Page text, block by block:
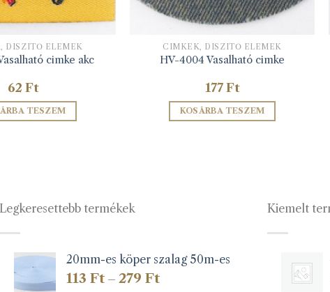
DÍSZÍTŐ ELEMEK
cimke akc
62 Ft
TESZEM
CIMKÉK, DÍSZÍTŐ ELEMEK
HV-4004 Vasalható cimke
177Ft
KOSÁRBA TESZEM
Legkeresettebb termékek
20mm-es köper szalag 50m-es
113Ft – 279FtÁrtartomány:
Kiemelt